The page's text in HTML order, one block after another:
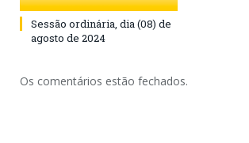
Sessão ordinária, dia (08) de
agosto de 2024
Os comentários estão fechados.